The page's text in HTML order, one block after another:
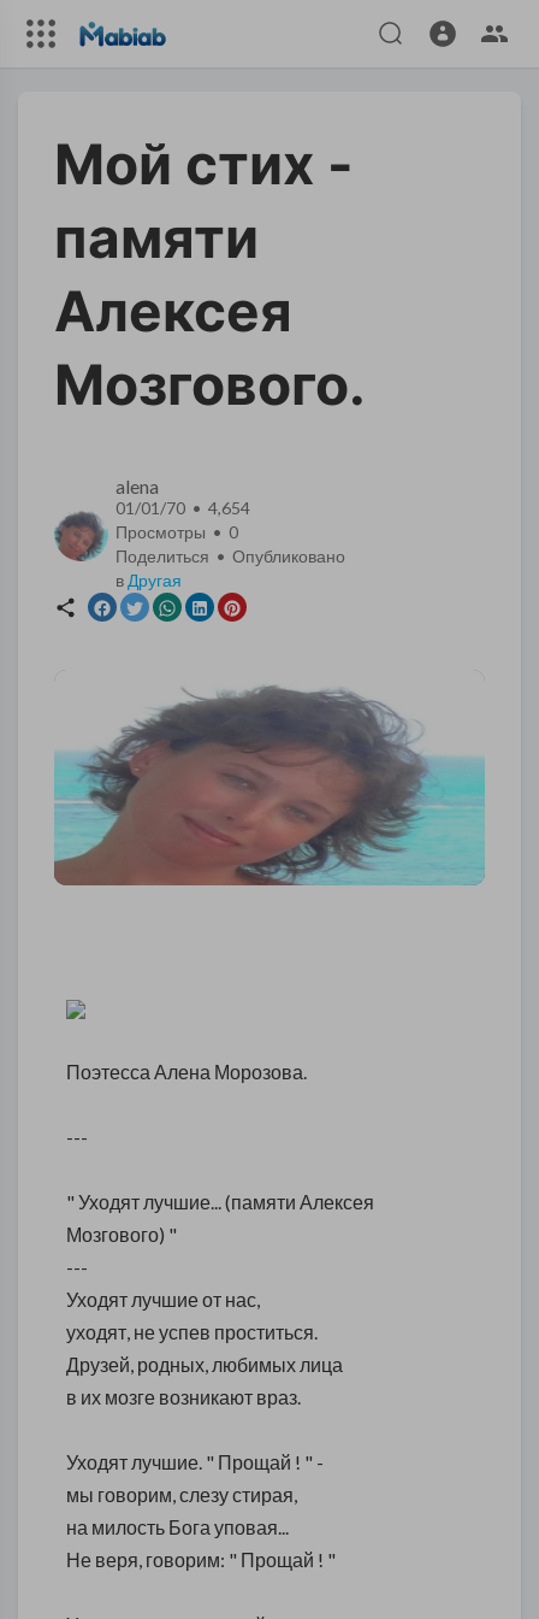
Мой стих -
памяти
Алексея
Мозгового.
alena
01/01/70 • 4,654
Просмотры • 0
Поделиться • Опубликовано
в Другая
Поэтесса Алена Морозова.
---
" Уходят лучшие... (памяти Алексея
Мозгового) "
---
Уходят лучшие от нас,
уходят, не успев проститься.
Друзей, родных, любимых лица
в их мозге возникают враз.
Уходят лучшие. " Прощай ! " -
мы говорим, слезу стирая,
на милость Бога уповая...
Не веря, говорим: " Прощай ! "